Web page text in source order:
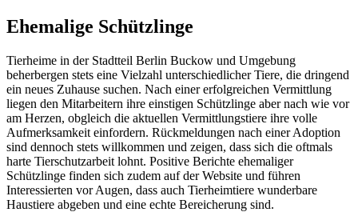
Ehemalige Schützlinge
Tierheime in der Stadtteil Berlin Buckow und Umgebung
beherbergen stets eine Vielzahl unterschiedlicher Tiere, die dringend
ein neues Zuhause suchen. Nach einer erfolgreichen Vermittlung
liegen den Mitarbeitern ihre einstigen Schützlinge aber nach wie vor
am Herzen, obgleich die aktuellen Vermittlungstiere ihre volle
Aufmerksamkeit einfordern. Rückmeldungen nach einer Adoption
sind dennoch stets willkommen und zeigen, dass sich die oftmals
harte Tierschutzarbeit lohnt. Positive Berichte ehemaliger
Schützlinge finden sich zudem auf der Website und führen
Interessierten vor Augen, dass auch Tierheimtiere wunderbare
Haustiere abgeben und eine echte Bereicherung sind.